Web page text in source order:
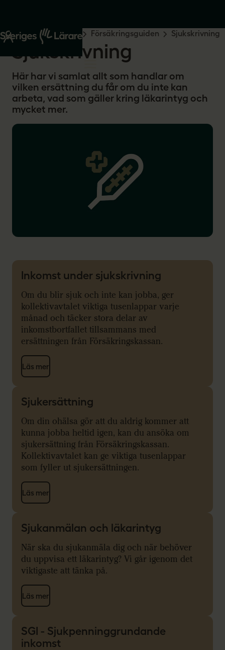
Start Råd och stöd Försäkringsguiden Sjukskrivning
Sjukskrivning
Här har vi samlat allt som handlar om
vilken ersättning du får om du inte kan
arbeta, vad som gäller kring läkarintyg och
mycket mer.
Inkomst under sjukskrivning
Om du blir sjuk och inte kan jobba, ger
kollektivavtalet viktiga tusenlappar varje
månad och täcker stora delar av
inkomstbortfallet tillsammans med
ersättningen från Försäkringskassan.
Läs mer
Sjukersättning
Om din ohälsa gör att du aldrig kommer att
kunna jobba heltid igen, kan du ansöka om
sjukersättning från Försäkringskassan.
Kollektivavtalet kan ge viktiga tusenlappar
som fyller ut sjukersättningen.
Läs mer
Sjukanmälan och läkarintyg
När ska du sjukanmäla dig och när behöver
du uppvisa ett läkarintyg? Vi går igenom det
viktigaste att tänka på.
Läs mer
SGI - Sjukpenninggrundande
inkomst